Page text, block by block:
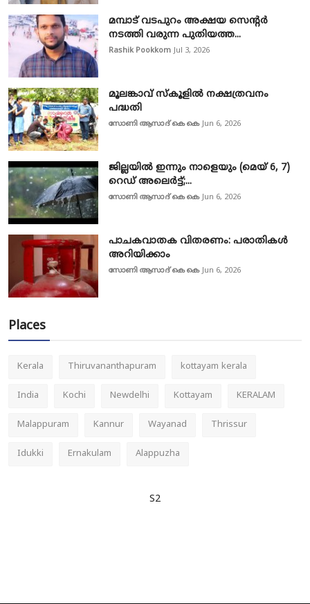
മമ്പാട് വടപുറം അക്ഷയ സെന്റർ
നടത്തി വരുന്ന പുതിയത്ത...
Rashik Pookkom Jul 3, 2026
മൂലങ്കാവ് സ്കൂളിൽ നക്ഷത്രവനം
പദ്ധതി
സോണി ആസാദ് കെ കെ Jun 6, 2026
ജില്ലയിൽ ഇന്നും നാളെയും (മെയ് 6, 7)
റെഡ് അലെർട്ട്;...
സോണി ആസാദ് കെ കെ Jun 6, 2026
പാചകവാതക വിതരണം: പരാതികൾ
അറിയിക്കാം
സോണി ആസാദ് കെ കെ Jun 6, 2026
Places
Kerala Thiruvananthapuram kottayam kerala
India Kochi Newdelhi Kottayam KERALAM
Malappuram Kannur Wayanad Thrissur
Idukki Ernakulam Alappuzha
S2